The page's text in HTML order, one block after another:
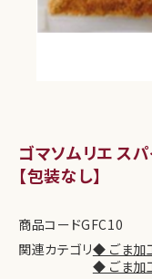
ゴマソムリエ ス
【包装なし】
商品コードGFC10
関連カテゴリ◆ ごま加
◆ ごま加